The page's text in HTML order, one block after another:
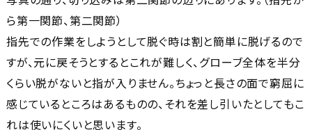
ら第一関節、第二関節）
指先での作業をしようとして脱ぐ時は割と簡単に脱げるので
すが、元に戻そうとするとこれが難しく、グローブ全体を半分
くらい脱がないと指が入りません。ちょっと長さの面で窮屈に
感じているところはあるものの、それを差し引いたとしてもこ
れは使いにくいと思います。